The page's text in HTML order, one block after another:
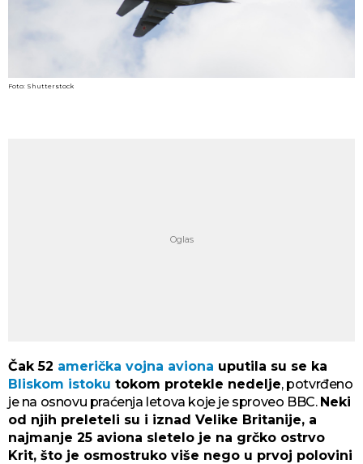
Foto: Shutterstock
Čak 52 američka vojna aviona uputila su se ka
Bliskom istoku tokom protekle nedelje, potvrđeno
je na osnovu praćenja letova koje je sproveo BBC. Neki
od njih preleteli su i iznad Velike Britanije, a
najmanje 25 aviona sletelo je na grčko ostrvo
Krit, što je osmostruko više nego u prvoj polovini